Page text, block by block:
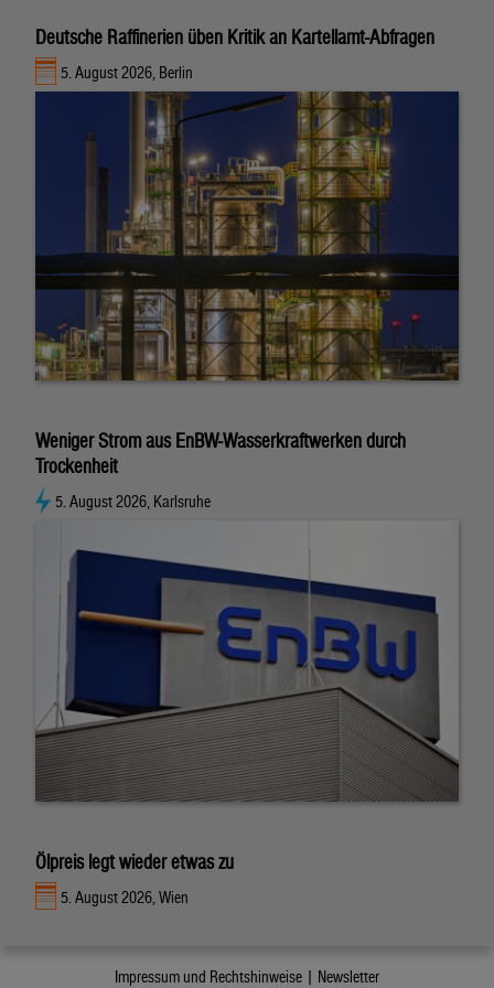
Deutsche Raffinerien üben Kritik an Kartellamt-Abfragen
5. August 2026, Berlin
Weniger Strom aus EnBW-Wasserkraftwerken durch
Trockenheit
5. August 2026, Karlsruhe
Ölpreis legt wieder etwas zu
5. August 2026, Wien
Impressum und Rechtshinweise | Newsletter